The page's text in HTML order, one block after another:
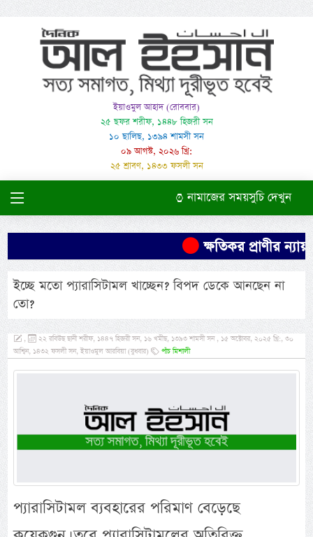
ইয়াওমুল আহাদ (রোববার)
২৫ ছফর শরীফ, ১৪৪৮ হিজরী সন
১০ ছালিছ, ১৩৯৪ শামসী সন
০৯ আগস্ট, ২০২৬ খ্রি:
২৫ শ্রাবণ, ১৪৩৩ ফসলী সন
নামাজের সময়সুচি দেখুন
ক্ষতিকর প্রাণীর
ইচ্ছে মতো প্যারাসিটামল খাচ্ছেন? বিপদ ডেকে আনছেন না
তো?
,
২২ রবিউছ ছানী শরীফ, ১৪৪৭ হিজরী সন, ১৬ খমীছ, ১৩৯৩ শামসী সন , ১৫ অক্টোবর, ২০২৫ খ্রি:, ৩০
আশ্বিন, ১৪৩২ ফসলী সন, ইয়াওমুল আরবিয়া (বুধবার)
পাঁচ মিশালী
প্যারাসিটামল ব্যবহারের পরিমাণ বেড়েছে